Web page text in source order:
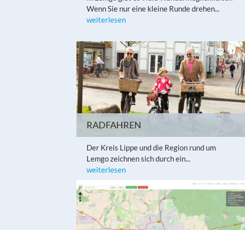
Wenn Sie nur eine kleine Runde drehen...
weiterlesen
RADFAHREN
Der Kreis Lippe und die Region rund um
Lemgo zeichnen sich durch ein...
weiterlesen